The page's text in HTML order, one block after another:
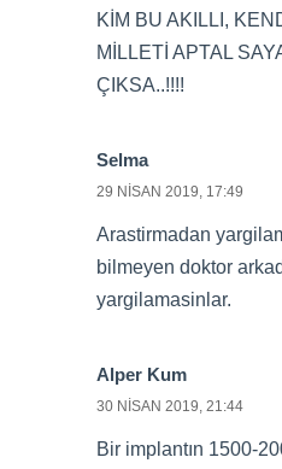
KİM BU AKILLI,
MİLLETİ APTAL
ÇIKSA..!!!!
Selma
29 NISAN 2019, 17:49
Arastirmadan
bilmeyen doktor
yargilamasinlar.
Alper Kum
30 NISAN 2019, 21:44
Bir implantın 1500-